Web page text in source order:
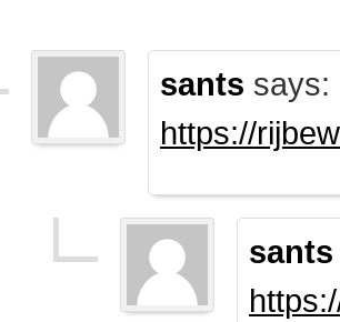
sants says:
https://
sants